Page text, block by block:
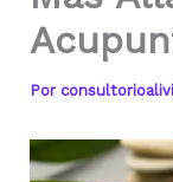
Por